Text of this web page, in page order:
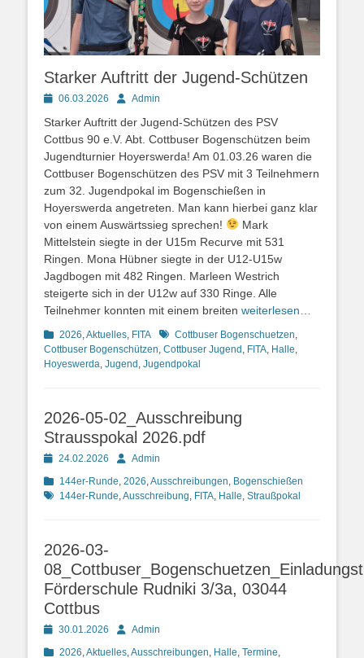
Starker Auftritt der Jugend-Schützen
Posted06.03.2026 AutorAdmin
Starker Auftritt der Jugend-Schützen des PSV
Cottbus 90 e.V. Abt. Cottbuser Bogenschützen beim
Jugendturnier Hoyerswerda! Am 01.03.26 waren die
Cottbuser Bogenschützen des PSV mit 3 Teilnehmern
zum 32. Jugendpokal im Bogenschießen in
Hoyerswerda angetreten. Man kann hierbei ganz klar
von einem Auswärtssieg sprechen!
Mark
Mittelstein siegte in der U15m Recurve mit 531
Ringen. Mona Hübner siegte in der U12-U15w
Jagdbogen mit 482 Ringen. Marleen Westrich
steigerte sich in der U12w auf 330 Ringe. Alle
Teilnehmer konnten mit einem breiten weiterlesen…
Kategorien
2026,Aktuelles, FITA Schlagworte
Cottbuser Bogenschuetzen,
Cottbuser Bogenschützen, Cottbuser Jugend , FITA, Halle,
Hoyeswerda, Jugend , Jugendpokal
2026-05-02_Ausschreibung
Strausspokal 2026.pdf
Posted24.02.2026 AutorAdmin
Kategorien
144er-Runde, 2026,Ausschreibungen, Bogenschießen
144er-Runde,Ausschreibung, FITA, Halle, Straußpokal
2026-03-
Förderschule Rudniki 3/3a, 03044
Cottbus
Posted30.01.2026 AutorAdmin
Kategorien
2026,Aktuelles,Ausschreibungen, Halle, Termine,